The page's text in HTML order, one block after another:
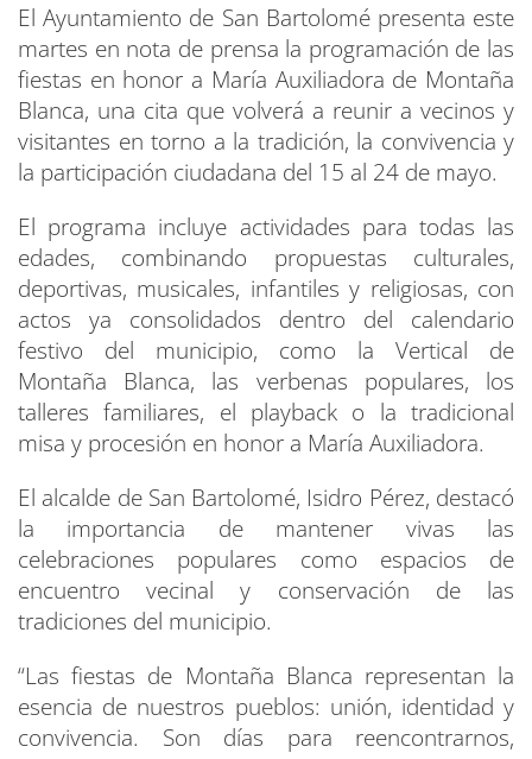
El Ayuntamiento de San Bartolomé presenta este
martes en nota de prensa la programación de las
fiestas en honor a María Auxiliadora de Montaña
Blanca, una cita que volverá a reunir a vecinos y
visitantes en torno a la tradición, la convivencia y
la participación ciudadana del 15 al 24 de mayo.
El programa incluye actividades para todas las
edades, combinando propuestas culturales,
deportivas, musicales, infantiles y religiosas, con
actos ya consolidados dentro del calendario
festivo del municipio, como la Vertical de
Montaña Blanca, las verbenas populares, los
talleres familiares, el playback o la tradicional
misa y procesión en honor a María Auxiliadora.
El alcalde de San Bartolomé, Isidro Pérez, destacó
la importancia de mantener vivas las
celebraciones populares como espacios de
encuentro vecinal y conservación de las
tradiciones del municipio.
“Las fiestas de Montaña Blanca representan la
esencia de nuestros pueblos: unión, identidad y
convivencia. Son días para reencontrarnos,